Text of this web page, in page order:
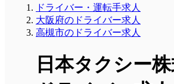
ドライバー・運転手求人
大阪府のドライバー求人
高槻市のドライバー求人
日本タクシー